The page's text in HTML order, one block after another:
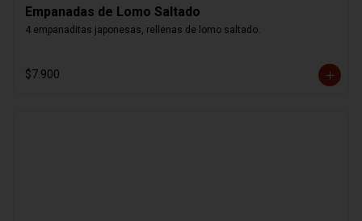
Empanadas de Lomo Saltado
4 empanaditas japonesas, rellenas de lomo saltado.
$7.900